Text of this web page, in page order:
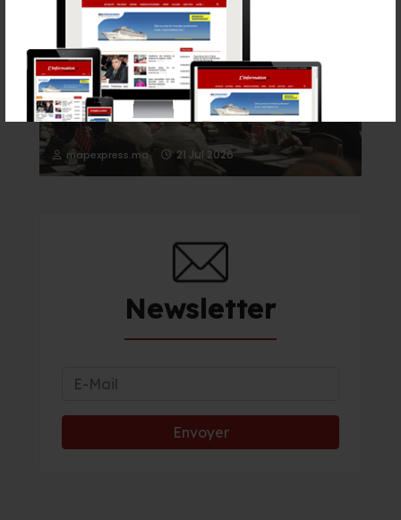
Rabat accueille le Sommet des Forces Maritimes
Africaines
mapexpress.ma 21 Jul 2026
Newsletter